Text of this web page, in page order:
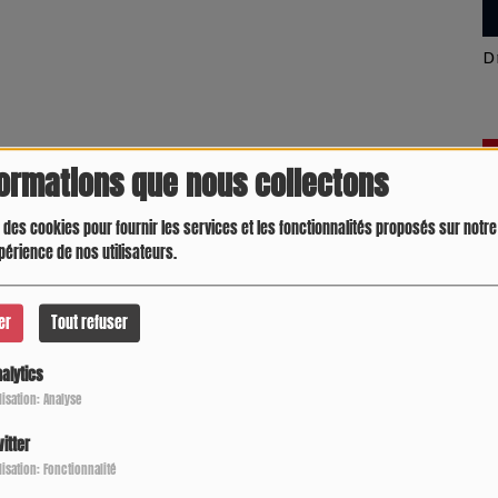
que nous collectons
cookies pour fournir les services et les fonctionnalités proposés sur
de nos utilisateurs.
Tout refuser
Analyse
Fonctionnalité